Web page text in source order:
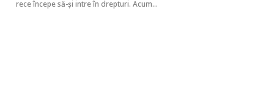
rece începe să-și intre în drepturi. Acum…